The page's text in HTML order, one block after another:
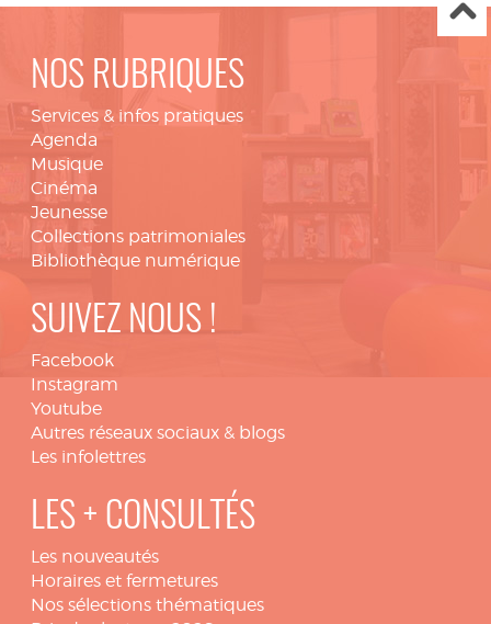
NOS RUBRIQUES
Services & infos pratiques
Agenda
Musique
Cinéma
Jeunesse
Collections patrimoniales
Bibliothèque numérique
SUIVEZ NOUS !
Facebook
Instagram
Youtube
Autres réseaux sociaux & blogs
Les infolettres
LES + CONSULTÉS
Les nouveautés
Horaires et fermetures
Nos sélections thématiques